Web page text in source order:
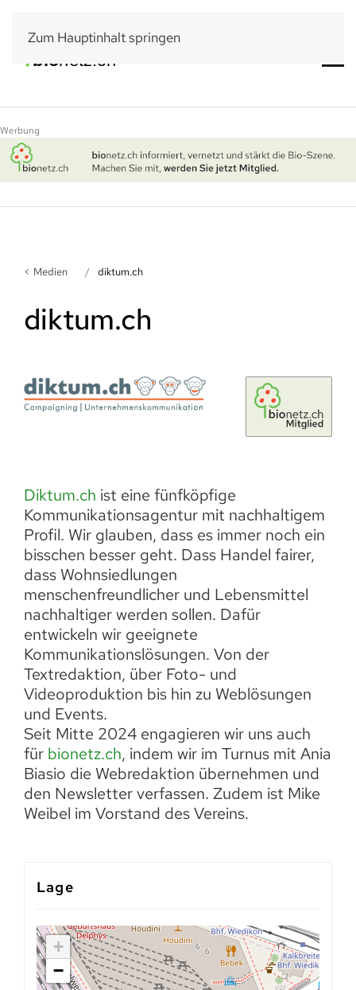
Zum Hauptinhalt springen
Werbung
Medien diktum.ch
diktum.ch
Diktum.ch ist eine fünfköpfige
Kommunikationsagentur mit nachhaltigem
Profil. Wir glauben, dass es immer noch ein
bisschen besser geht. Dass Handel fairer,
dass Wohnsiedlungen
menschenfreundlicher und Lebensmittel
nachhaltiger werden sollen. Dafür
entwickeln wir geeignete
Kommunikationslösungen. Von der
Textredaktion, über Foto- und
Videoproduktion bis hin zu Weblösungen
und Events.
Seit Mitte 2024 engagieren wir uns auch
für bionetz.ch, indem wir im Turnus mit Ania
Biasio die Webredaktion übernehmen und
den Newsletter verfassen. Zudem ist Mike
Weibel im Vorstand des Vereins.
Lage
+
−